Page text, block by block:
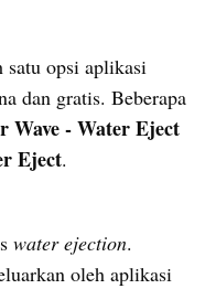
opsi aplikasi
dan gratis. Beberapa
Eject.
water ejection.
oleh aplikasi